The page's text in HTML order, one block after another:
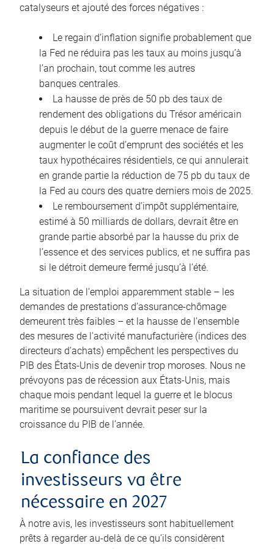
catalyseurs et ajouté des forces négatives :
Le regain d’inflation signifie probablement que
la Fed ne réduira pas les taux au moins jusqu’à
l’an prochain, tout comme les autres
banques centrales.
La hausse de près de 50 pb des taux de
rendement des obligations du Trésor américain
depuis le début de la guerre menace de faire
augmenter le coût d’emprunt des sociétés et les
taux hypothécaires résidentiels, ce qui annulerait
en grande partie la réduction de 75 pb du taux de
la Fed au cours des quatre derniers mois de 2025.
Le remboursement d’impôt supplémentaire,
estimé à 50 milliards de dollars, devrait être en
grande partie absorbé par la hausse du prix de
l’essence et des services publics, et ne suffira pas
si le détroit demeure fermé jusqu’à l’été.
La situation de l’emploi apparemment stable – les
demandes de prestations d’assurance-chômage
demeurent très faibles – et la hausse de l’ensemble
des mesures de l’activité manufacturière (indices des
directeurs d’achats) empêchent les perspectives du
PIB des États-Unis de devenir trop moroses. Nous ne
prévoyons pas de récession aux États-Unis, mais
chaque mois pendant lequel la guerre et le blocus
maritime se poursuivent devrait peser sur la
croissance du PIB de l’année.
La confiance des
investisseurs va être
nécessaire en 2027
À notre avis, les investisseurs sont habituellement
prêts à regarder au-delà de ce qu’ils considèrent